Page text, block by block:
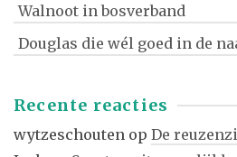
Walnoot in bosverband
Douglas die wél goed in de
Recente reacties
wytzeschouten op De